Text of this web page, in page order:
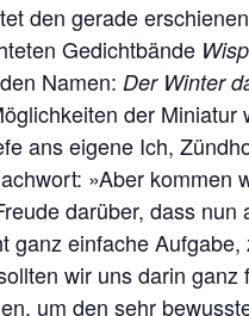
den gerade
Gedichtbände
Namen: Der Winter
der
ans eigene Ich,
»Aber
darüber, dass
ganz einfache
wir uns darin
um den sehr